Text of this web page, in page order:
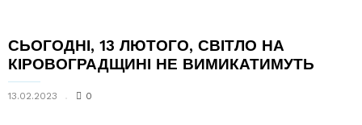
СЬОГОДНІ, 13 ЛЮТОГО, СВІТЛО НА
КІРОВОГРАДЩИНІ НЕ ВИМИКАТИМУТЬ
13.02.2023 0